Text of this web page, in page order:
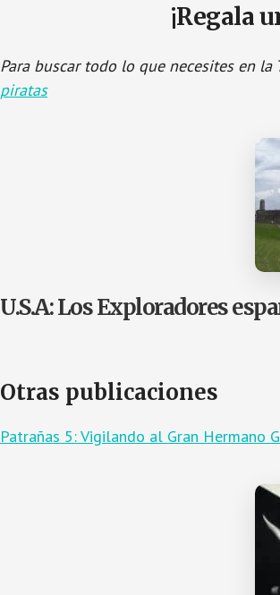
¡Regala
Para buscar todo lo que necesites en la
piratas
U.S.A: Los Exploradores
Otras publicaciones
Patrañas 5: Vigilando al Gran Hermano